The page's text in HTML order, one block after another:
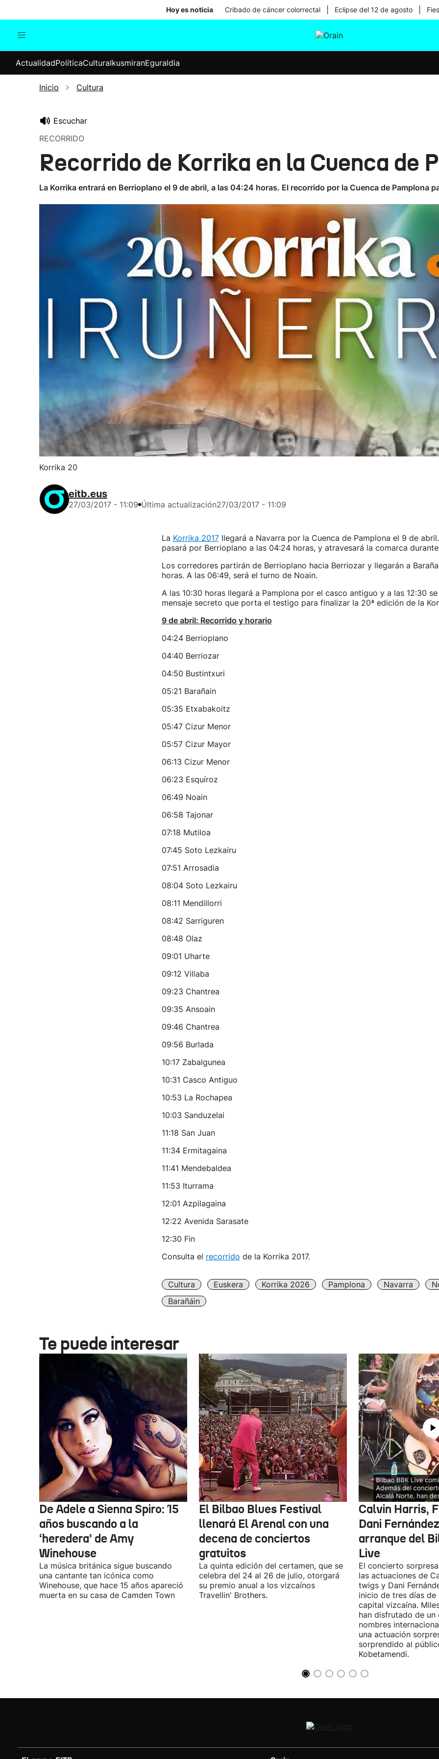
Hoy es noticia Cribado de cáncer colorrectal Eclipse del 12 de agosto
Internacional
Elecciones
ActualidadPolíticaCulturaIkusmiranEguraldia
Inicio Cultura
Escuchar
RECORRIDO
Recorrido de Korrika en la Cuenca de
La Korrika entrará en Berrioplano el 9 de abril, a las 04:24 horas. El recorrido por la Cuenca de Pamplona
Korrika 20
eitb.eus
27/03/2017 - 11:09 Última actualización27/03/2017 - 11:09
La Korrika 2017llegará a Navarra por la Cuenca de Pamplona el 9 de
pasará por Berrioplano a las 04:24 horas, y atravesará la comarca
Los corredores partirán de Berrioplano hacia Berriozar y llegarán a
horas. A las 06:49, será el turno de Noain.
A las 10:30 horas llegará a Pamplona por el casco antiguo y a las 12:30
mensaje secreto que porta el testigo para finalizar la 20ª edición de la
9 de abril: Recorrido y horario
04:24 Berrioplano
04:40 Berriozar
04:50 Bustintxuri
05:21 Barañain
05:35 Etxabakoitz
05:47 Cizur Menor
05:57 Cizur Mayor
06:13 Cizur Menor
06:23 Esquíroz
06:49 Noain
06:58 Tajonar
07:18 Mutiloa
07:45 Soto Lezkairu
07:51 Arrosadia
08:04 Soto Lezkairu
08:11 Mendillorri
08:42 Sarriguren
08:48 Olaz
09:01 Uharte
09:12 Villaba
09:23 Chantrea
09:35 Ansoain
09:46 Chantrea
09:56 Burlada
10:17 Zabalgunea
10:31 Casco Antiguo
10:53 La Rochapea
10:03 Sanduzelai
11:18 San Juan
11:34 Ermitagaina
11:41 Mendebaldea
11:53 Iturrama
12:01 Azpilagaina
12:22 Avenida Sarasate
12:30 Fin
Consulta el recorrido de la Korrika 2017.
Cultura Euskera Korrika 2026 Pamplona Navarra
Barañáin
Te puede interesar
De Adele a Sienna Spiro: 15
años buscando a la
‘heredera’ de Amy
Winehouse
La música británica sigue buscando
una cantante tan icónica como
Winehouse, que hace 15 años apareció
muerta en su casa de Camden Town
El Bilbao Blues Festival
llenará El Arenal con una
decena de conciertos
gratuitos
La quinta edición del certamen, que se
celebra del 24 al 26 de julio, otorgará
su premio anual a los vizcaínos
Travellin' Brothers.
Calvin Harris,
Dani
arranque del
Live
El concierto
las actuaciones de
twigs y Dani
inicio de tres días de
capital vizcaína.
han disfrutado de un
nombres
una actuación
sorprendido al
Kobetamendi.